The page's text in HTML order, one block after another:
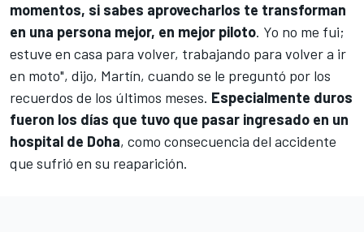
momentos, si sabes aprovecharlos te transforman
en una persona mejor, en mejor piloto. Yo no me fui;
estuve en casa para volver, trabajando para volver a ir
en moto", dijo, Martín, cuando se le preguntó por los
recuerdos de los últimos meses. Especialmente duros
fueron los días que tuvo que pasar ingresado en un
hospital de Doha, como consecuencia del accidente
que sufrió en su reaparición.